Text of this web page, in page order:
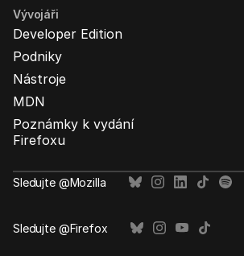
Vývojáři
Developer Edition
Podniky
Nástroje
MDN
Poznámky k vydání
Firefoxu
Sledujte @Mozilla
Sledujte @Firefox